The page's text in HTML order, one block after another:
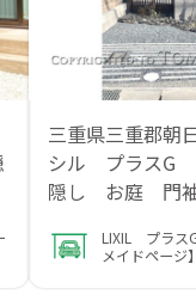
三重県三重郡
シル プラスG
隠し お庭 門
LIXIL プラス
メイドページ